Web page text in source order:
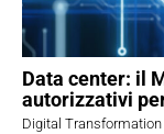
Data center: il
autorizzativi
Digital Transformation